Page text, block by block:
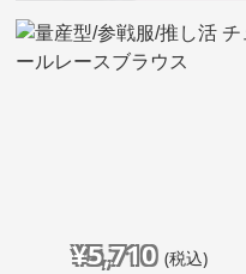
¥5,710 (税込)